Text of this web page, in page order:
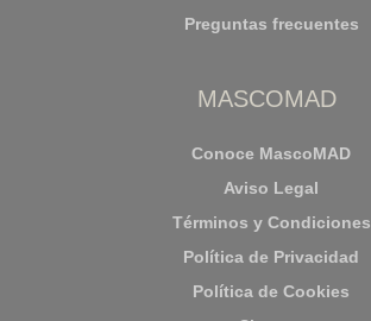
Preguntas frecuentes
MASCOMAD
Conoce MascoMAD
Aviso Legal
Términos y Condiciones
Política de Privacidad
Política de Cookies